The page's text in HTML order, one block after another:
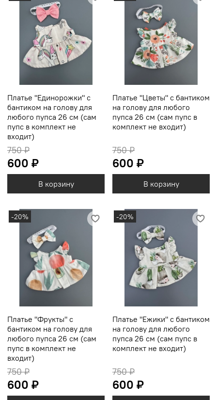
Платье "Единорожки" с
бантиком на голову для
любого пупса 26 см (сам
пупс в комплект не
входит)
750 ₽
600 ₽
В корзину
Платье "Цветы" с бантиком
на голову для любого
пупса 26 см (сам пупс в
комплект не входит)
750 ₽
600 ₽
В корзину
-20%
Платье "Фрукты" с
бантиком на голову для
любого пупса 26 см (сам
пупс в комплект не
входит)
750 ₽
600 ₽
-20%
Платье "Ежики" с бантиком
на голову для любого
пупса 26 см (сам пупс в
комплект не входит)
750 ₽
600 ₽